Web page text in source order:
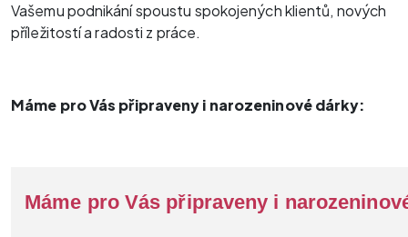
Vašemu podnikání spoustu spokojených klientů, nových
příležitostí a radosti z práce.
Máme pro Vás připraveny i narozeninové dárky:
Máme pro Vás připraveny i